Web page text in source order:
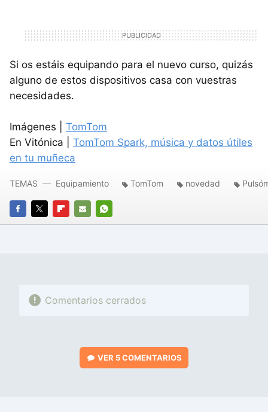
Si os estáis equipando para el nuevo curso, quizás
alguno de estos dispositivos casa con vuestras
necesidades.
Imágenes | TomTom
En Vitónica | TomTom Spark, música y datos útiles
en tu muñeca
FACEBOOK
TWITTERFLIPBOARD
E-
WHATSAPP
TEMAS Equipamiento TomTom novedad
Comentarios cerrados
VER 5 COMENTARIOS